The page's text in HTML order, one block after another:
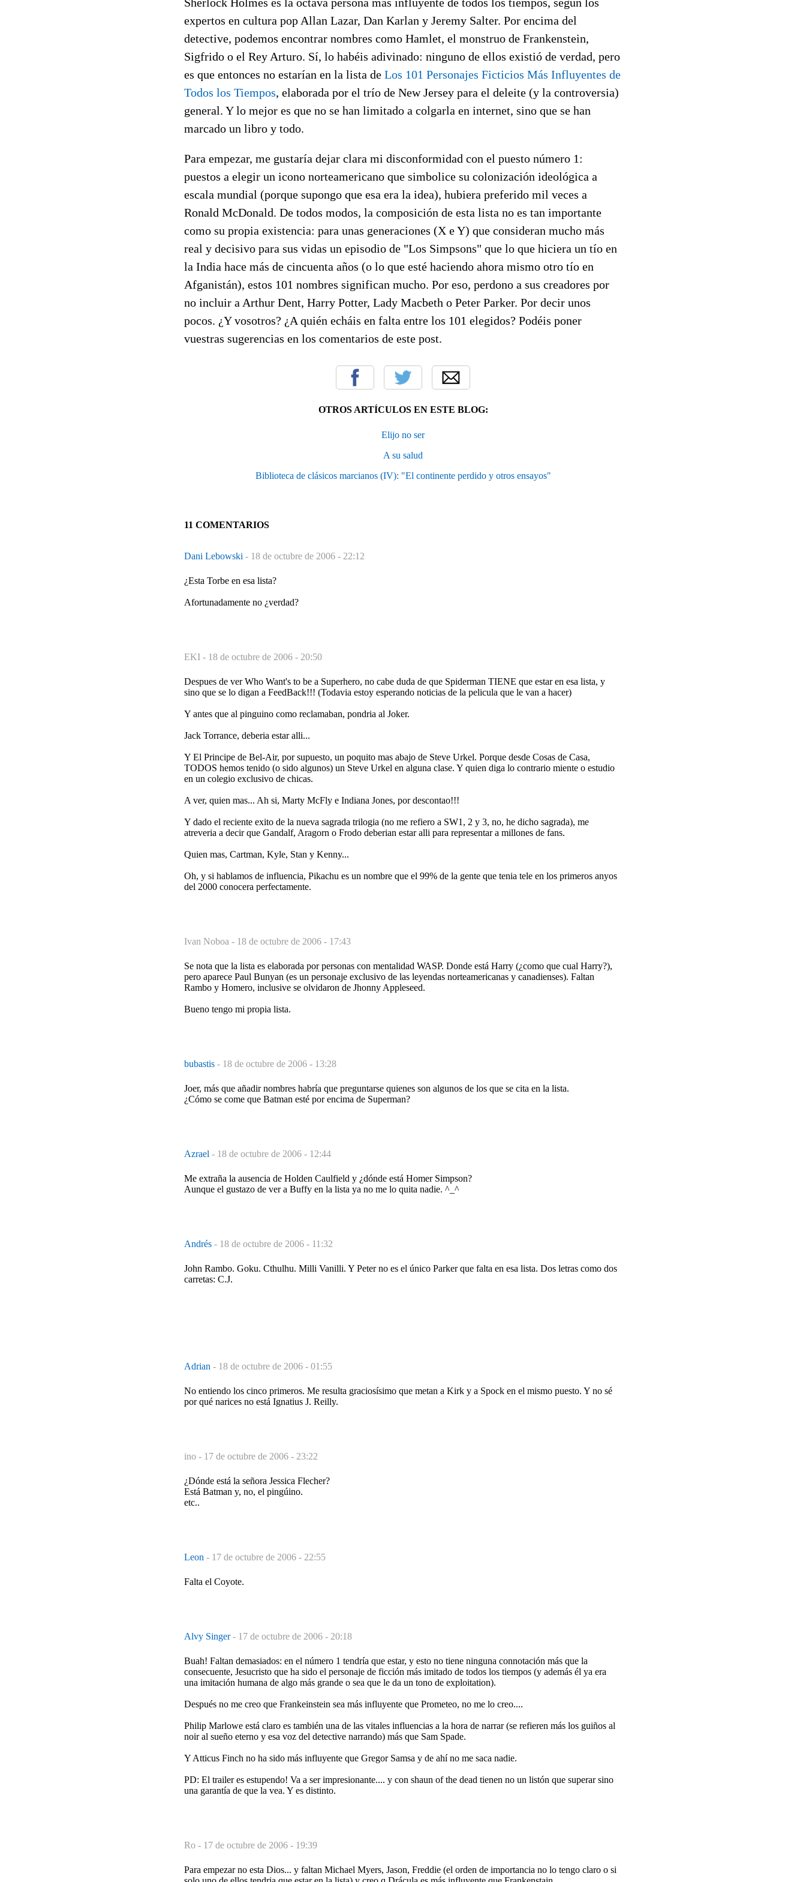
expertos en cultura pop Allan Lazar, Dan Karlan y Jeremy Salter. Por encima del
detective, podemos encontrar nombres como Hamlet, el monstruo de Frankenstein,
Sigfrido o el Rey Arturo. Sí, lo habéis adivinado: ninguno de ellos existió de verdad, pero
es que entonces no estarían en la lista de Los 101 Personajes Ficticios Más Influyentes de
Todos los Tiempos, elaborada por el trío de New Jersey para el deleite (y la controversia)
general. Y lo mejor es que no se han limitado a colgarla en internet, sino que se han
marcado un libro y todo.
Para empezar, me gustaría dejar clara mi disconformidad con el puesto número 1:
puestos a elegir un icono norteamericano que simbolice su colonización ideológica a
escala mundial (porque supongo que esa era la idea), hubiera preferido mil veces a
Ronald McDonald. De todos modos, la composición de esta lista no es tan importante
como su propia existencia: para unas generaciones (X e Y) que consideran mucho más
real y decisivo para sus vidas un episodio de "Los Simpsons" que lo que hiciera un tío en
la India hace más de cincuenta años (o lo que esté haciendo ahora mismo otro tío en
Afganistán), estos 101 nombres significan mucho. Por eso, perdono a sus creadores por
no incluir a Arthur Dent, Harry Potter, Lady Macbeth o Peter Parker. Por decir unos
pocos. ¿Y vosotros? ¿A quién echáis en falta entre los 101 elegidos? Podéis poner
vuestras sugerencias en los comentarios de este post.
OTROS ARTÍCULOS EN ESTE BLOG:
Elijo no ser
A su salud
Biblioteca de clásicos marcianos (IV): "El continente perdido y otros ensayos"
11 COMENTARIOS
Dani Lebowski - 18 de octubre de 2006 - 22:12
¿Esta Torbe en esa lista?
Afortunadamente no ¿verdad?
EKI - 18 de octubre de 2006 - 20:50
Despues de ver Who Want's to be a Superhero, no cabe duda de que Spiderman TIENE que estar en esa lista, y
sino que se lo digan a FeedBack!!! (Todavia estoy esperando noticias de la pelicula que le van a hacer)
Y antes que al pinguino como reclamaban, pondria al Joker.
Jack Torrance, deberia estar alli...
Y El Principe de Bel-Air, por supuesto, un poquito mas abajo de Steve Urkel. Porque desde Cosas de Casa,
TODOS hemos tenido (o sido algunos) un Steve Urkel en alguna clase. Y quien diga lo contrario miente o estudio
en un colegio exclusivo de chicas.
A ver, quien mas... Ah si, Marty McFly e Indiana Jones, por descontao!!!
Y dado el reciente exito de la nueva sagrada trilogia (no me refiero a SW1, 2 y 3, no, he dicho sagrada), me
atreveria a decir que Gandalf, Aragorn o Frodo deberian estar alli para representar a millones de fans.
Quien mas, Cartman, Kyle, Stan y Kenny...
Oh, y si hablamos de influencia, Pikachu es un nombre que el 99% de la gente que tenia tele en los primeros anyos
del 2000 conocera perfectamente.
Ivan Noboa - 18 de octubre de 2006 - 17:43
Se nota que la lista es elaborada por personas con mentalidad WASP. Donde está Harry (¿como que cual Harry?),
pero aparece Paul Bunyan (es un personaje exclusivo de las leyendas norteamericanas y canadienses). Faltan
Rambo y Homero, inclusive se olvidaron de Jhonny Appleseed.
Bueno tengo mi propia lista.
bubastis - 18 de octubre de 2006 - 13:28
Joer, más que añadir nombres habría que preguntarse quienes son algunos de los que se cita en la lista.
¿Cómo se come que Batman esté por encima de Superman?
Azrael - 18 de octubre de 2006 - 12:44
Me extraña la ausencia de Holden Caulfield y ¿dónde está Homer Simpson?
Aunque el gustazo de ver a Buffy en la lista ya no me lo quita nadie. ^_^
Andrés - 18 de octubre de 2006 - 11:32
John Rambo. Goku. Cthulhu. Milli Vanilli. Y Peter no es el único Parker que falta en esa lista. Dos letras como dos
carretas: C.J.
Adrian - 18 de octubre de 2006 - 01:55
No entiendo los cinco primeros. Me resulta graciosísimo que metan a Kirk y a Spock en el mismo puesto. Y no sé
por qué narices no está Ignatius J. Reilly.
ino - 17 de octubre de 2006 - 23:22
¿Dónde está la señora Jessica Flecher?
Está Batman y, no, el pingúino.
etc..
Leon - 17 de octubre de 2006 - 22:55
Falta el Coyote.
Alvy Singer- 17 de octubre de 2006 - 20:18
Buah! Faltan demasiados: en el número 1 tendría que estar, y esto no tiene ninguna connotación más que la
consecuente, Jesucristo que ha sido el personaje de ficción más imitado de todos los tiempos (y además él ya era
una imitación humana de algo más grande o sea que le da un tono de exploitation).
Después no me creo que Frankeinstein sea más influyente que Prometeo, no me lo creo....
Philip Marlowe está claro es también una de las vitales influencias a la hora de narrar (se refieren más los guiños al
noir al sueño eterno y esa voz del detective narrando) más que Sam Spade.
Y Atticus Finch no ha sido más influyente que Gregor Samsa y de ahí no me saca nadie.
PD: El trailer es estupendo! Va a ser impresionante.... y con shaun of the dead tienen no un listón que superar sino
una garantía de que la vea. Y es distinto.
Ro - 17 de octubre de 2006 - 19:39
Para empezar no esta Dios... y faltan Michael Myers, Jason, Freddie (el orden de importancia no lo tengo claro o si